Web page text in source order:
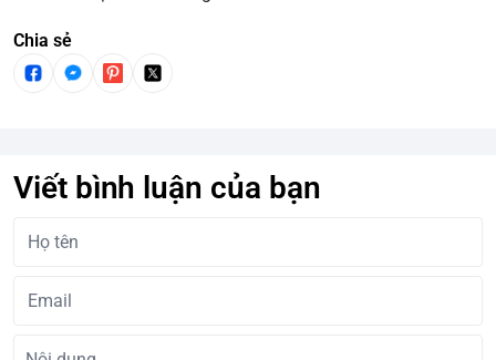
Chia sẻ
Viết bình luận của bạn